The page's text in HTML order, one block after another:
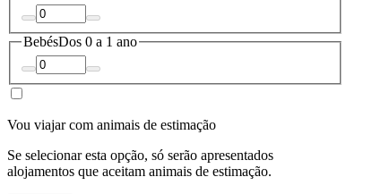
BebésDos 0 a 1 ano
Vou viajar com animais de estimação
Se selecionar esta opção, só serão apresentados
alojamentos que aceitam animais de estimação.